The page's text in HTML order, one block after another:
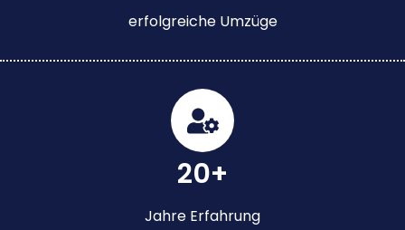
erfolgreiche Umzüge
20+
Jahre Erfahrung